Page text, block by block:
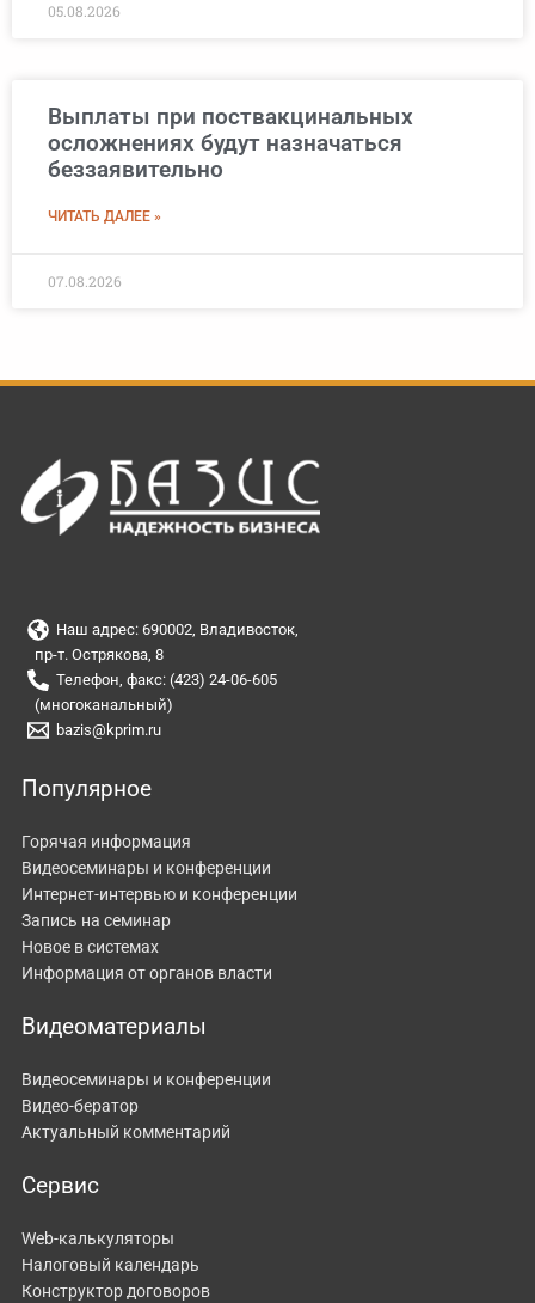
05.08.2026
Выплаты при поствакцинальных
осложнениях будут назначаться
беззаявительно
ЧИТАТЬ ДАЛЕЕ »
07.08.2026
Наш адрес: 690002, Владивосток,
пр-т. Острякова, 8
Телефон, факс: (423) 24-06-605
(многоканальный)
bazis@kprim.ru
Популярное
Горячая информация
Видеосеминары и конференции
Интернет-интервью и конференции
Запись на семинар
Новое в системах
Информация от органов власти
Видеоматериалы
Видеосеминары и конференции
Видео-бератор
Актуальный комментарий
Сервис
Web-калькуляторы
Налоговый календарь
Конструктор договоров